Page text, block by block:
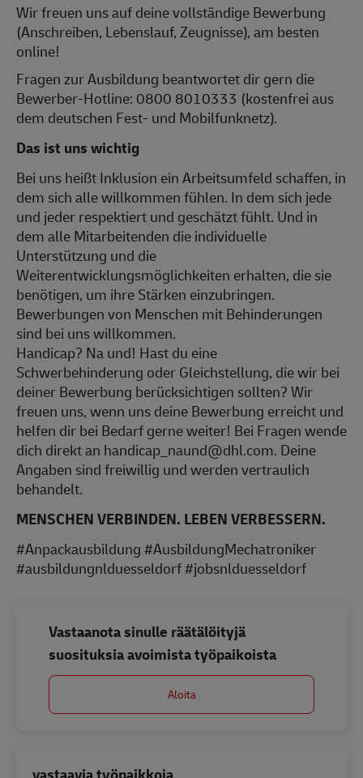
Wir freuen uns auf deine vollständige Bewerbung
(Anschreiben, Lebenslauf, Zeugnisse), am besten
online!
Fragen zur Ausbildung beantwortet dir gern die
Bewerber-Hotline: 0800 8010333 (kostenfrei aus
dem deutschen Fest- und Mobilfunknetz).
Das ist uns wichtig
Bei uns heißt Inklusion ein Arbeitsumfeld schaffen, in
dem sich alle willkommen fühlen. In dem sich jede
und jeder respektiert und geschätzt fühlt. Und in
dem alle Mitarbeitenden die individuelle
Unterstützung und die
Weiterentwicklungsmöglichkeiten erhalten, die sie
benötigen, um ihre Stärken einzubringen.
Bewerbungen von Menschen mit Behinderungen
sind bei uns willkommen.
Handicap? Na und! Hast du eine
Schwerbehinderung oder Gleichstellung, die wir bei
deiner Bewerbung berücksichtigen sollten? Wir
freuen uns, wenn uns deine Bewerbung erreicht und
helfen dir bei Bedarf gerne weiter! Bei Fragen wende
dich direkt an handicap_naund@dhl.com. Deine
Angaben sind freiwillig und werden vertraulich
behandelt.
MENSCHEN VERBINDEN. LEBEN VERBESSERN.
#Anpackausbildung #AusbildungMechatroniker
#ausbildungnlduesseldorf #jobsnlduesseldorf
Vastaanota sinulle räätälöityjä
suosituksia avoimista työpaikoista
Aloita
vastaavia työpaikkoja